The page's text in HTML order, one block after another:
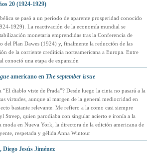
20 (1924-1929)
se pasó a un período de aparente prosperidad conocido
1929). La reactivación de la economía mundial se
monetaria emprendidas tras la Conferencia de
del Plan Dawes (1924) y, finalmente la reducción de las
de la corriente crediticia norteamericana a Europa. Entre
conoció una etapa de expansión
americano en The september issue
diablo viste de Prada”? Desde luego la cinta no pasará a la
virtudes, aunque al margen de la general mediocridad en
bastante relevante. Me refiero a la como casi siempre
Streep, quien parodiaba con singular acierto e ironía a la
moda en Nueva York, la directora de la edición americana de
respetada y gélida Anna Wintour
Jesús Jiménez